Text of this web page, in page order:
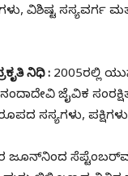
ವಿಶಿಷ್ಟ ಸಸ್ಯವರ್ಗ
ನಿಧಿ : 2005ರಲ್ಲಿ
ಜೈವಿಕ
ಸಸ್ಯಗಳು,